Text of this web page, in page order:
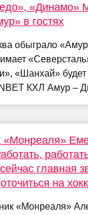
«Динамо»
в гостях
обыграло
«Шанхай» будет
КХЛ Амур –
«Монреаля»
главная
на
«Монреаля»